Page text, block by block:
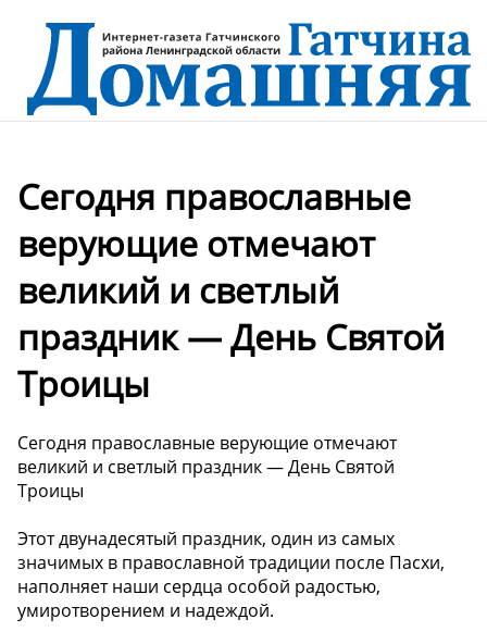
Сегодня православные
верующие отмечают
великий и светлый
праздник — День Святой
Троицы
Сегодня православные верующие отмечают
великий и светлый праздник — День Святой
Троицы
Этот двунадесятый праздник, один из самых
значимых в православной традиции после Пасхи,
наполняет наши сердца особой радостью,
умиротворением и надеждой.